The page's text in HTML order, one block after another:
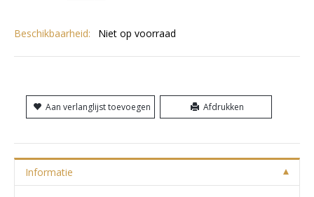
Beschikbaarheid: Niet op voorraad
Aan verlanglijst toevoegen Afdrukken
Informatie